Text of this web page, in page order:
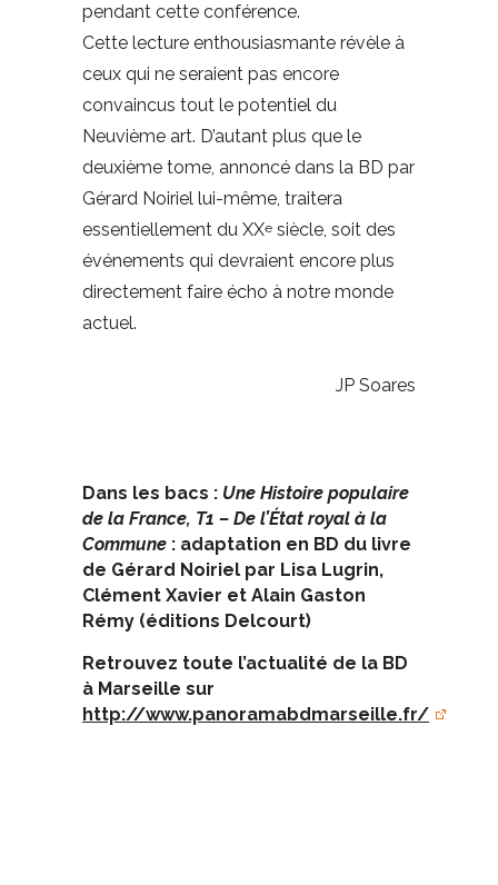
pendant cette conférence.
Cette lecture enthousiasmante révèle à
ceux qui ne seraient pas encore
convaincus tout le potentiel du
Neuvième art. D’autant plus que le
deuxième tome, annoncé dans la BD par
Gérard Noiriel lui-même, traitera
essentiellement du XXe siècle, soit des
événements qui devraient encore plus
directement faire écho à notre monde
actuel.
JP Soares
Dans les bacs : Une Histoire populaire
de la France, T1 – De l’État royal à la
Commune : adaptation en BD du livre
de Gérard Noiriel par Lisa Lugrin,
Clément Xavier et Alain Gaston
Rémy (éditions Delcourt)
Retrouvez toute l’actualité de la BD
à Marseille sur
http://www.panoramabdmarseille.fr/